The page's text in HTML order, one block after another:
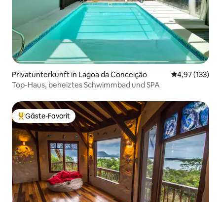
Privatunterkunft in Lagoa da Conceição
4,97 (133)
Top-Haus, beheiztes Schwimmbad und SPA
Beliebter Gäste-Favorit.
Gäste-Favorit